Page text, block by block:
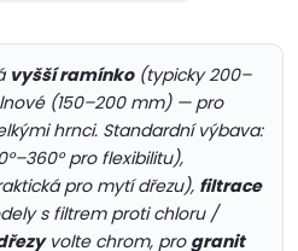
vyšší ramínko(typicky 200–
(150–200 mm) — pro
hrnci. Standardní výbava:
pro flexibilitu),
pro mytí dřezu), filtrace
s filtrem proti chloru /
volte chrom, pro granit